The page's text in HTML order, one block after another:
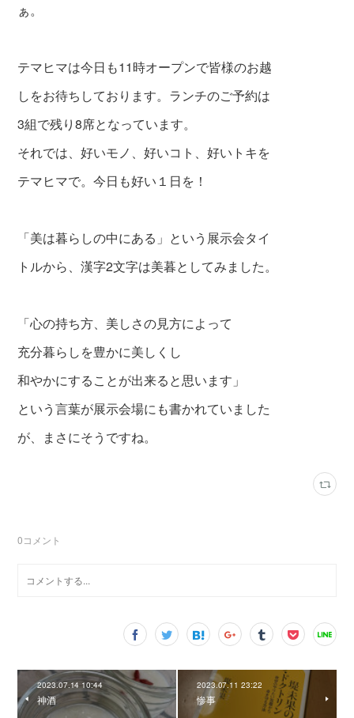
ぁ。
テマヒマは今日も11時オープンで皆様のお越
しをお待ちしております。ランチのご予約は
3組で残り8席となっています。
それでは、好いモノ、好いコト、好いトキを
テマヒマで。今日も好い１日を！
「美は暮らしの中にある」という展示会タイ
トルから、漢字2文字は美暮としてみました。
「心の持ち方、美しさの見方によって
充分暮らしを豊かに美しくし
和やかにすることが出来ると思います」
という言葉が展示会場にも書かれていました
が、まさにそうですね。
0コメント
2023.07.14 10:44
神酒
2023.07.11 23:22
惨事